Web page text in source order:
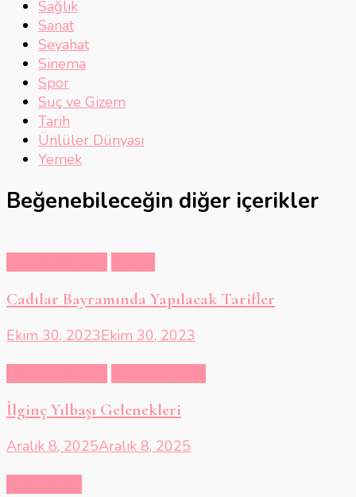
Sağlık
Sanat
Seyahat
Sinema
Spor
Suç ve Gizem
Tarih
Ünlüler Dünyası
Yemek
Beğenebileceğin diğer içerikler
Cadılar Bayramında Yapılacak Tarifler
Ekim 30, 2023Ekim 30, 2023
İlginç Yılbaşı Gelenekleri
Aralık 8, 2025Aralık 8, 2025